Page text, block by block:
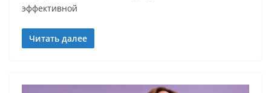
эффективной
Читать далее